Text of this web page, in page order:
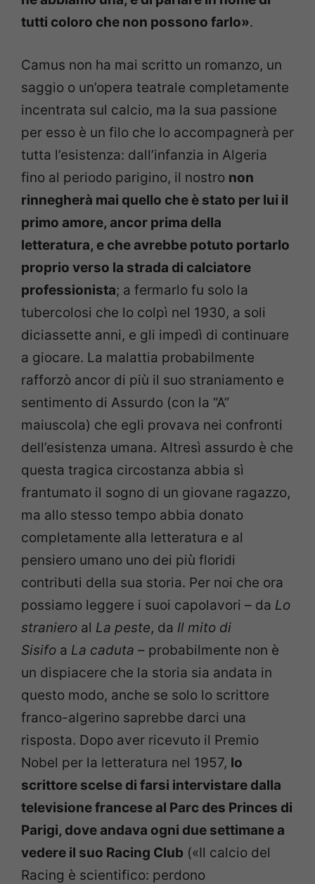
tutti coloro che non possono farlo».
Camus non ha mai scritto un romanzo, un
saggio o un’opera teatrale completamente
incentrata sul calcio, ma la sua passione
per esso è un filo che lo accompagnerà per
tutta l’esistenza: dall’infanzia in Algeria
fino al periodo parigino, il nostro non
rinnegherà mai quello che è stato per lui il
primo amore, ancor prima della
letteratura, e che avrebbe potuto portarlo
proprio verso la strada di calciatore
professionista; a fermarlo fu solo la
tubercolosi che lo colpì nel 1930, a soli
diciassette anni, e gli impedì di continuare
a giocare. La malattia probabilmente
rafforzò ancor di più il suo straniamento e
sentimento di Assurdo (con la “A”
maiuscola) che egli provava nei confronti
dell’esistenza umana. Altresì assurdo è che
questa tragica circostanza abbia sì
frantumato il sogno di un giovane ragazzo,
ma allo stesso tempo abbia donato
completamente alla letteratura e al
pensiero umano uno dei più floridi
contributi della sua storia. Per noi che ora
possiamo leggere i suoi capolavori – da Lo
straniero al La peste, da Il mito di
Sisifo a La caduta – probabilmente non è
un dispiacere che la storia sia andata in
questo modo, anche se solo lo scrittore
franco-algerino saprebbe darci una
risposta. Dopo aver ricevuto il Premio
Nobel per la letteratura nel 1957, lo
scrittore scelse di farsi intervistare dalla
televisione francese al Parc des Princes di
Parigi, dove andava ogni due settimane a
vedere il suo Racing Club («Il calcio del
Racing è scientifico: perdono